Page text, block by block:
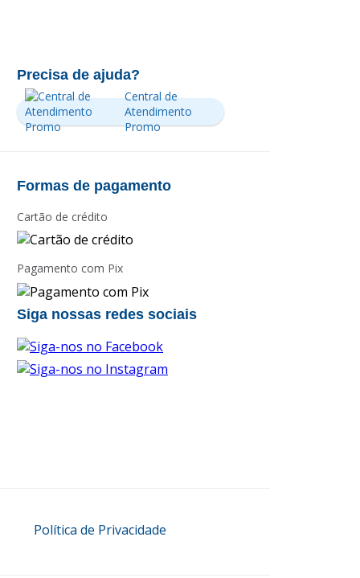
Precisa de ajuda?
Central de
Atendimento
Promo
Formas de pagamento
Cartão de crédito
Pagamento com Pix
Siga nossas redes sociais
Política de Privacidade